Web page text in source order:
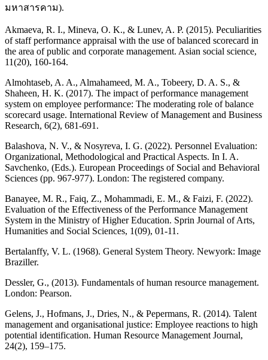
มหาสารคาม).
Akmaeva, R. I., Mineva, O. K., & Lunev, A. P. (2015). Peculiarities
of staff performance appraisal with the use of balanced scorecard in
the area of public and corporate management. Asian social science,
11(20), 160-164.
Almohtaseb, A. A., Almahameed, M. A., Tobeery, D. A. S., &
Shaheen, H. K. (2017). The impact of performance management
system on employee performance: The moderating role of balance
scorecard usage. International Review of Management and Business
Research, 6(2), 681-691.
Balashova, N. V., & Nosyreva, I. G. (2022). Personnel Evaluation:
Organizational, Methodological and Practical Aspects. In I. A.
Savchenko, (Eds.). European Proceedings of Social and Behavioral
Sciences (pp. 967-977). London: The registered company.
Banayee, M. R., Faiq, Z., Mohammadi, E. M., & Faizi, F. (2022).
Evaluation of the Effectiveness of the Performance Management
System in the Ministry of Higher Education. Sprin Journal of Arts,
Humanities and Social Sciences, 1(09), 01-11.
Bertalanffy, V. L. (1968). General System Theory. Newyork: Image
Braziller.
Dessler, G., (2013). Fundamentals of human resource management.
London: Pearson.
Gelens, J., Hofmans, J., Dries, N., & Pepermans, R. (2014). Talent
management and organisational justice: Employee reactions to high
potential identification. Human Resource Management Journal,
24(2), 159–175.